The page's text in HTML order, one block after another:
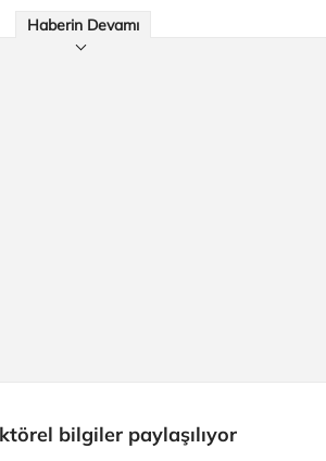
Haberin Devamı
bilgiler paylaşılıyor